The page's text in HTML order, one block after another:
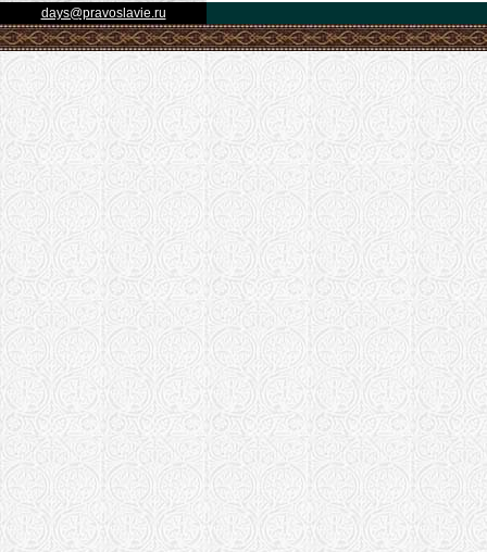
days@pravoslavie.ru